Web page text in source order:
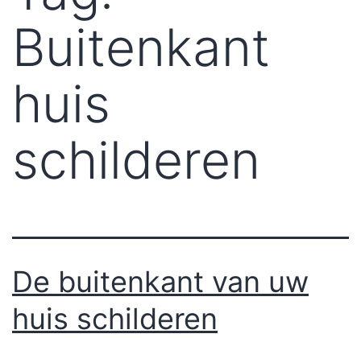
Buitenkant
huis
schilderen
De buitenkant van uw
huis schilderen